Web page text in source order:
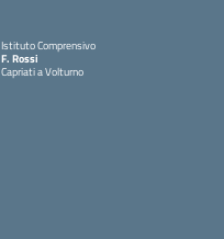
Istituto Comprensivo
F. Rossi
Capriati a Volturno
— Visita la pagina iniziale della scuola